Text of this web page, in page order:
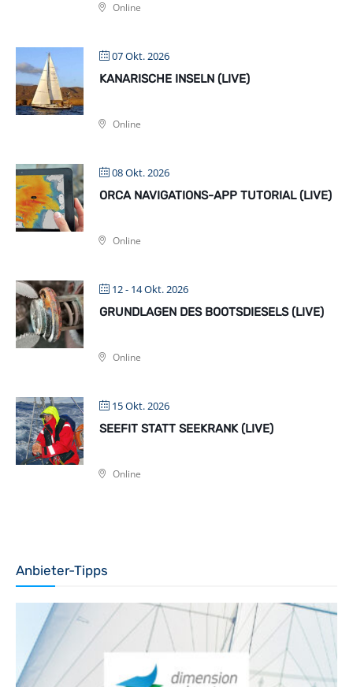
Online
07 Okt. 2026
KANARISCHE INSELN (LIVE)
Online
08 Okt. 2026
ORCA NAVIGATIONS-APP TUTORIAL (LIVE)
Online
12 - 14 Okt. 2026
GRUNDLAGEN DES BOOTSDIESELS (LIVE)
Online
15 Okt. 2026
SEEFIT STATT SEEKRANK (LIVE)
Online
Anbieter-Tipps